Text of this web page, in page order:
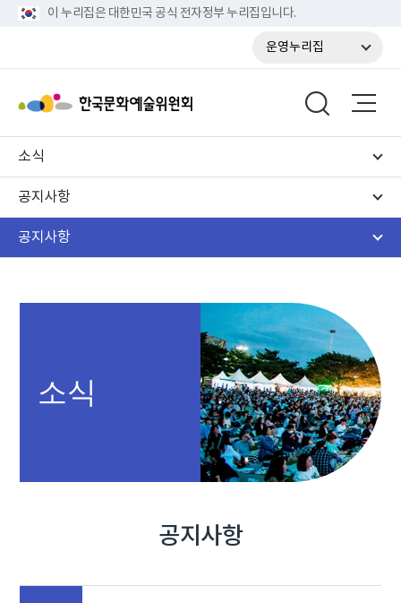
이 누리집은 대한민국 공식 전자정부 누리집입니다.
운영누리집
소식
공지사항
공지사항
소식
공지사항